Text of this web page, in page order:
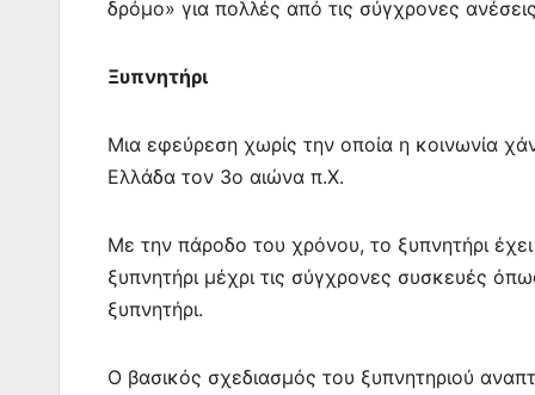
k
er
δρόμο» για πολλές από τις σύγχρονες
Ξυπνητήρι
Μια εφεύρεση χωρίς την οποία η κοινωνία
Ελλάδα τον 3ο αιώνα π.Χ.
Με την πάροδο του χρόνου, το ξυπνητήρι
ξυπνητήρι μέχρι τις σύγχρονες συσκευές
ξυπνητήρι.
Ο βασικός σχεδιασμός του ξυπνητηριού